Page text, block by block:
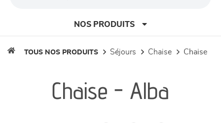
NOS PRODUITS
TOUS NOS PRODUITS séjours chaise chaise
Chaise - Alba